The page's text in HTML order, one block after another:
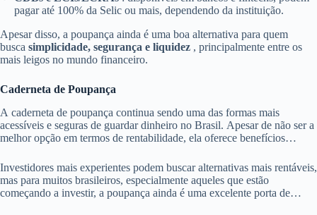
pagar até 100% da Selic ou mais, dependendo da instituição.
Apesar disso, a poupança ainda é uma boa alternativa para quem
busca simplicidade, segurança e liquidez , principalmente entre os
mais leigos no mundo financeiro.
Caderneta de Poupança
A caderneta de poupança continua sendo uma das formas mais
acessíveis e seguras de guardar dinheiro no Brasil. Apesar de não ser a
melhor opção em termos de rentabilidade, ela oferece benefícios
Investidores mais experientes podem buscar alternativas mais rentáveis,
mas para muitos brasileiros, especialmente aqueles que estão
começando a investir, a poupança ainda é uma excelente porta de